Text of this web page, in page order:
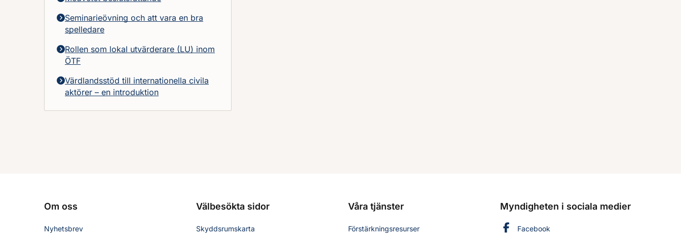
Seminarieövning och att vara en bra
spelledare
Rollen som lokal utvärderare (LU) inom
ÖTF
Värdlandsstöd till internationella civila
aktörer – en introduktion
Om oss
Nyhetsbrev
Välbesökta sidor
Skyddsrumskarta
Våra tjänster
Förstärkningsresurser
Myndigheten i sociala medier
Myndigheten för civilt försvar på
Facebook